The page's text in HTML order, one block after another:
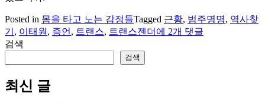
Posted in 몸을 타고 노는 감정들Tagged 근황, 범주명명, 역사찾
기 , 이태원, 증언, 트랜스, 트랜스젠더 이
에 2개 댓글
검색
검색
최신 글